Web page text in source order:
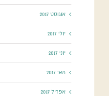
אוגוסט 2017
יולי 2017
יוני 2017
מאי 2017
אפריל 2017